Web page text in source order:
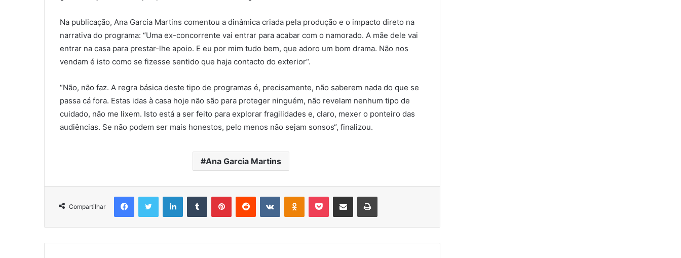
Na publicação, Ana Garcia Martins comentou a dinâmica criada pela produção e o impacto direto na
narrativa do programa: “Uma ex-concorrente vai entrar para acabar com o namorado. A mãe dele vai
entrar na casa para prestar-lhe apoio. E eu por mim tudo bem, que adoro um bom drama. Não nos
vendam é isto como se fizesse sentido que haja contacto do exterior“.
“Não, não faz. A regra básica deste tipo de programas é, precisamente, não saberem nada do que se
passa cá fora. Estas idas à casa hoje não são para proteger ninguém, não revelam nenhum tipo de
cuidado, não me lixem. Isto está a ser feito para explorar fragilidades e, claro, mexer o ponteiro das
audiências. Se não podem ser mais honestos, pelo menos não sejam sonsos“, finalizou.
Ana Garcia Martins
Compartilhar
FacebookTwitter LinkedinTumblr PinterestReddit VK OK Pocket Compartilhar via e-mail Imprimir